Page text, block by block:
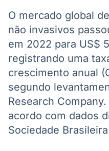
O mercado global
não invasivos
em 2022 para US$
registrando uma
crescimento anual
segundo
Research
acordo com dados
Sociedade